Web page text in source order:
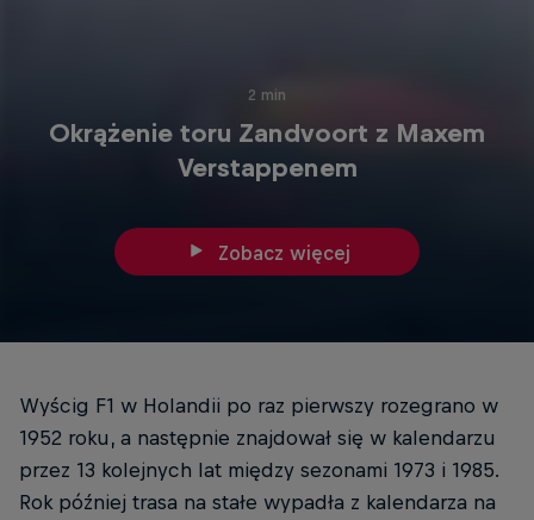
2 min
Okrążenie toru Zandvoort z Maxem
Verstappenem
Zobacz więcej
Wyścig F1 w Holandii po raz pierwszy rozegrano w
1952 roku, a następnie znajdował się w kalendarzu
przez 13 kolejnych lat między sezonami 1973 i 1985.
Rok później trasa na stałe wypadła z kalendarza na